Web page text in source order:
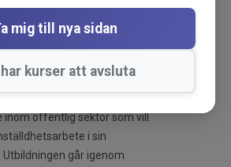
bästa praxis för jämställdhet i
Hitta information om
och resultat i vår online
inom offentlig sektor som vill
i sin
Utbildningen går igenom
mig till nya sidan
kurser att avsluta